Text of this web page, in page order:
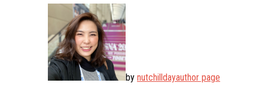
by nutchilldayauthor page